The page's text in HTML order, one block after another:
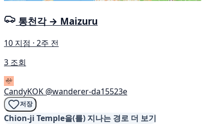
통천각 → Maizuru
10 지점 · 2주 전
3 조회
CandyKOK @wanderer-da15523e
저장
Chion-ji Temple을(를) 지나는 경로 더 보기